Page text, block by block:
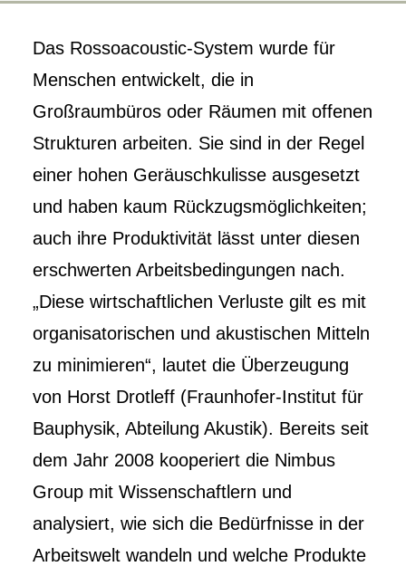
Das Rossoacoustic-System wurde für
Menschen entwickelt, die in
Großraumbüros oder Räumen mit offenen
Strukturen arbeiten. Sie sind in der Regel
einer hohen Geräuschkulisse ausgesetzt
und haben kaum Rückzugsmöglichkeiten;
auch ihre Produktivität lässt unter diesen
erschwerten Arbeitsbedingungen nach.
„Diese wirtschaftlichen Verluste gilt es mit
organisatorischen und akustischen Mitteln
zu minimieren“, lautet die Überzeugung
von Horst Drotleff (Fraunhofer-Institut für
Bauphysik, Abteilung Akustik). Bereits seit
dem Jahr 2008 kooperiert die Nimbus
Group mit Wissenschaftlern und
analysiert, wie sich die Bedürfnisse in der
Arbeitswelt wandeln und welche Produkte